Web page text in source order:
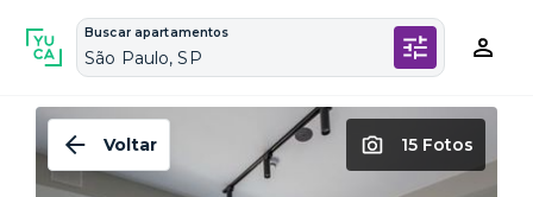
Buscar apartamentos
São Paulo, SP
Voltar 15 Fotos